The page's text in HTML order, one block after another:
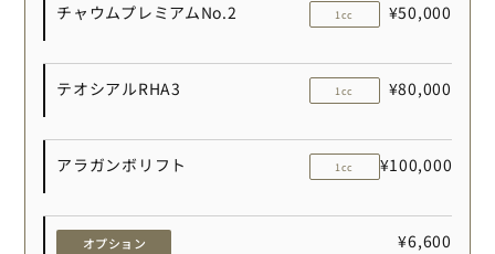
チャウムプレミアムNo.2 1cc ¥50,000
テオシアルRHA3 1cc ¥80,000
アラガンボリフト 1cc ¥100,000
オプション ¥6,600